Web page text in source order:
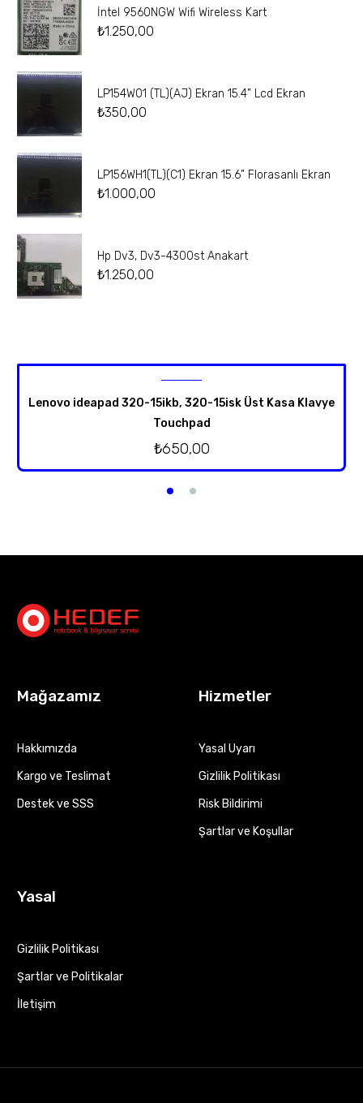
İntel 9560NGW Wifi Wireless Kart
₺1.250,00
LP154W01 (TL)(AJ) Ekran 15.4” Lcd Ekran
₺350,00
LP156WH1(TL)(C1) Ekran 15.6” Florasanlı Ekran
₺1.000,00
Hp Dv3, Dv3-4300st Anakart
₺1.250,00
Lenovo ideapad 320-15ikb, 320-15isk Üst Kasa Klavye
Touchpad
₺650,00
Mağazamız
Hakkımızda
Kargo ve Teslimat
Destek ve SSS
Hizmetler
Yasal Uyarı
Gizlilik Politikası
Risk Bildirimi
Şartlar ve Koşullar
Yasal
Gizlilik Politikası
Şartlar ve Politikalar
İletişim